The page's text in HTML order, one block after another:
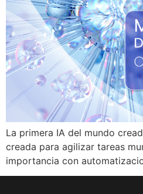
La primera IA del mundo
creada para agilizar tareas
importancia con